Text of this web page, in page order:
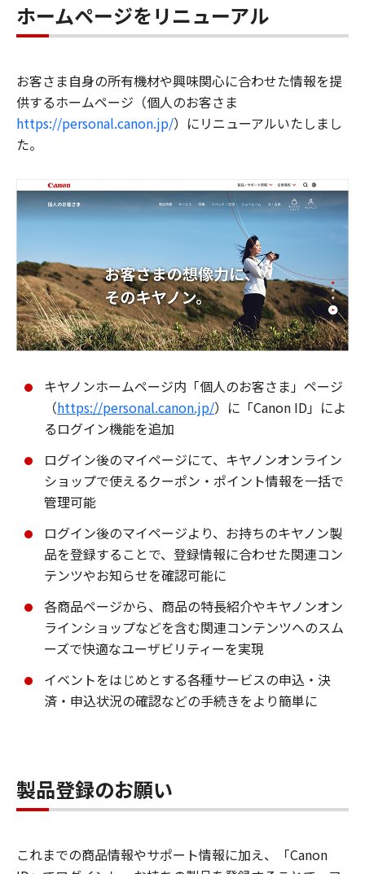
ホームページをリニューアル
お客さま自身の所有機材や興味関心に合わせた情報を提
供するホームページ（個人のお客さま
https://personal.canon.jp/）にリニューアルいたしまし
た。
キヤノンホームページ内「個人のお客さま」ページ
（https://personal.canon.jp/）に「Canon ID」によ
るログイン機能を追加
ログイン後のマイページにて、キヤノンオンライン
ショップで使えるクーポン・ポイント情報を一括で
管理可能
ログイン後のマイページより、お持ちのキヤノン製
品を登録することで、登録情報に合わせた関連コン
テンツやお知らせを確認可能に
各商品ページから、商品の特長紹介やキヤノンオン
ラインショップなどを含む関連コンテンツへのスム
ーズで快適なユーザビリティーを実現
イベントをはじめとする各種サービスの申込・決
済・申込状況の確認などの手続きをより簡単に
製品登録のお願い
これまでの商品情報やサポート情報に加え、「Canon